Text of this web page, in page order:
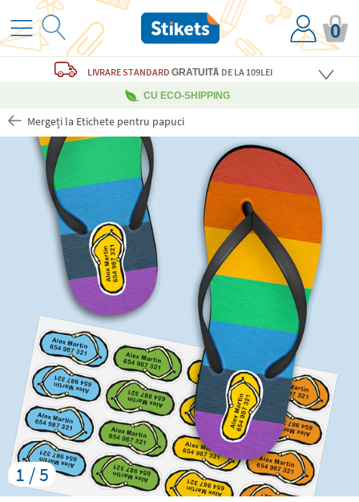
0
LIVRARE STANDARD GRATUITĂ DE LA 109LEI
CU ECO-SHIPPING
Mergeți la Etichete pentru papuci
1 / 5